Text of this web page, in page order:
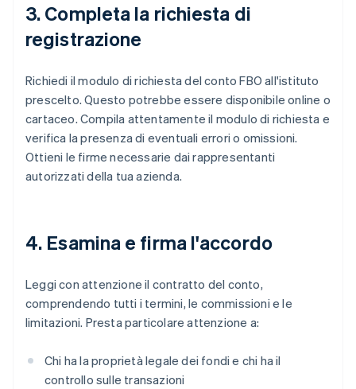
3. Completa la richiesta di
registrazione
Richiedi il modulo di richiesta del conto FBO all'istituto
prescelto. Questo potrebbe essere disponibile online o
cartaceo. Compila attentamente il modulo di richiesta e
verifica la presenza di eventuali errori o omissioni.
Ottieni le firme necessarie dai rappresentanti
autorizzati della tua azienda.
4. Esamina e firma l'accordo
Leggi con attenzione il contratto del conto,
comprendendo tutti i termini, le commissioni e le
limitazioni. Presta particolare attenzione a:
Chi ha la proprietà legale dei fondi e chi ha il
controllo sulle transazioni